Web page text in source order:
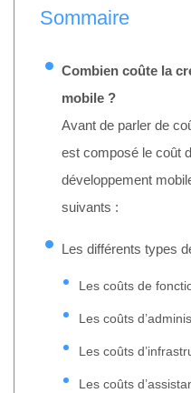
Sommaire
Combien coûte la
mobile ?
Avant de parler de
est composé le coût
développement
suivants :
Les différents types
Les coûts de
Les coûts
Les coûts
Les coûts